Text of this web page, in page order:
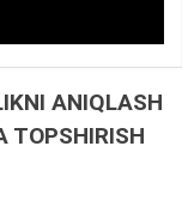
ANIQLASH
TOPSHIRISH